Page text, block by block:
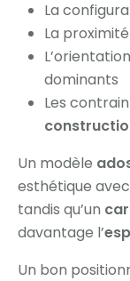
La
La
dominants
Les
Un modèle
esthétique
tandis qu’un
davantage l’
Un bon